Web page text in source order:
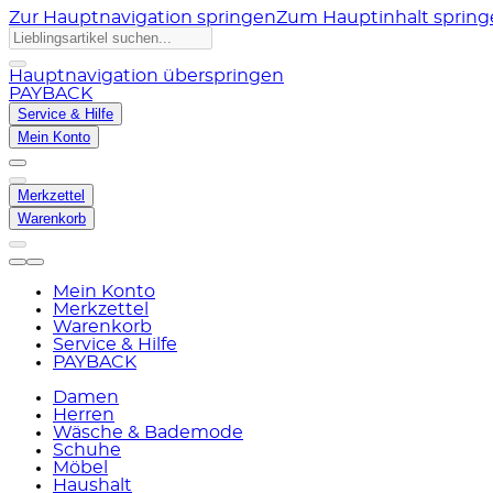
Zur Hauptnavigation springenZum Hauptinhalt
Hauptnavigation überspringen
PAYBACK
Service & Hilfe
Mein Konto
Merkzettel
Warenkorb
Mein Konto
Merkzettel
Warenkorb
Service & Hilfe
PAYBACK
Damen
Herren
Wäsche & Bademode
Schuhe
Möbel
Haushalt